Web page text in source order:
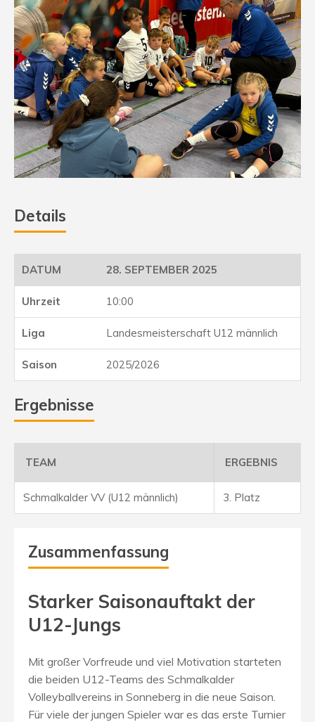
Details
28. SEPTEMBER 2025
10:00
Landesmeisterschaft U12 männlich
2025/2026
Ergebnisse
TEAM ERGEBNIS
Schmalkalder VV (U12 männlich) 3. Platz
Zusammenfassung
Starker Saisonauftakt der
U12-Jungs
Mit großer Vorfreude und viel Motivation starteten
die beiden U12-Teams des Schmalkalder
Volleyballvereins in Sonneberg in die neue Saison.
Für viele der jungen Spieler war es das erste Turnier